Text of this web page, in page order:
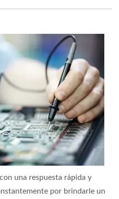
una respuesta rápida y
por brindarle un